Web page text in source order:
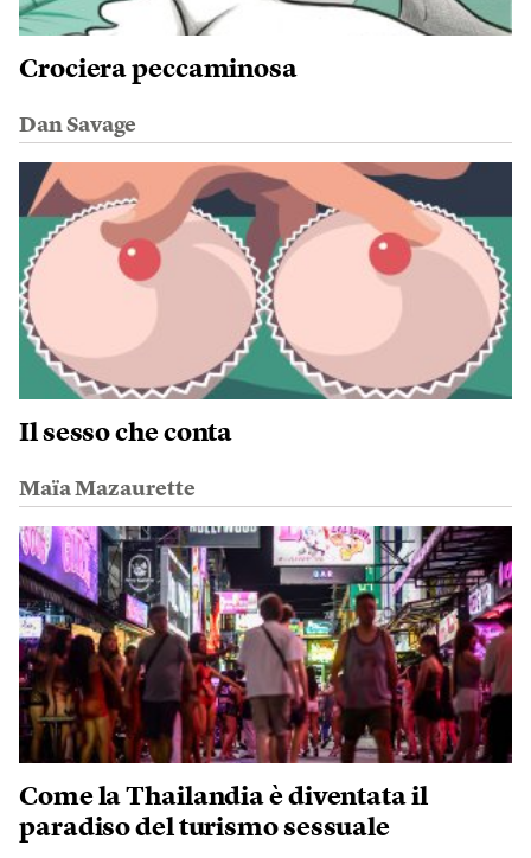
Crociera peccaminosa
Dan Savage
Il sesso che conta
Maïa Mazaurette
Come la Thailandia è diventata il
paradiso del turismo sessuale